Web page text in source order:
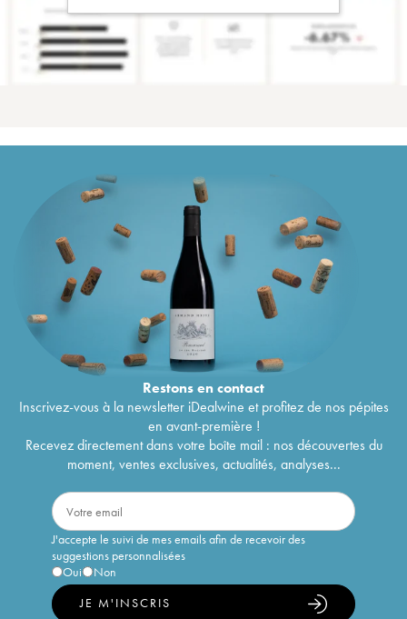
Restons encontact
Inscrivez-vous à la newsletter iDealwine et profitez de nos pépites
en avant-première !
Recevez directement dans votre boîte mail : nos découvertes du
moment, ventes exclusives, actualités, analyses...
J'accepte le suivi de mes emails afin de recevoir des
suggestions personnalisées
Oui
Non
JE M'INSCRIS